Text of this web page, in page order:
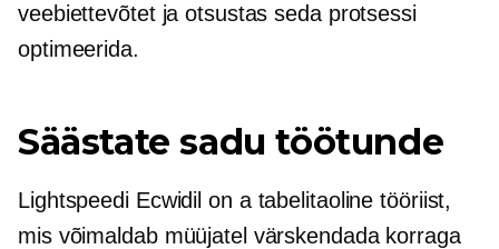
veebiettevõtet ja otsustas seda protsessi
optimeerida.
Säästate sadu töötunde
Lightspeedi Ecwidil on a tabelitaoline tööriist,
mis võimaldab müüjatel värskendada korraga